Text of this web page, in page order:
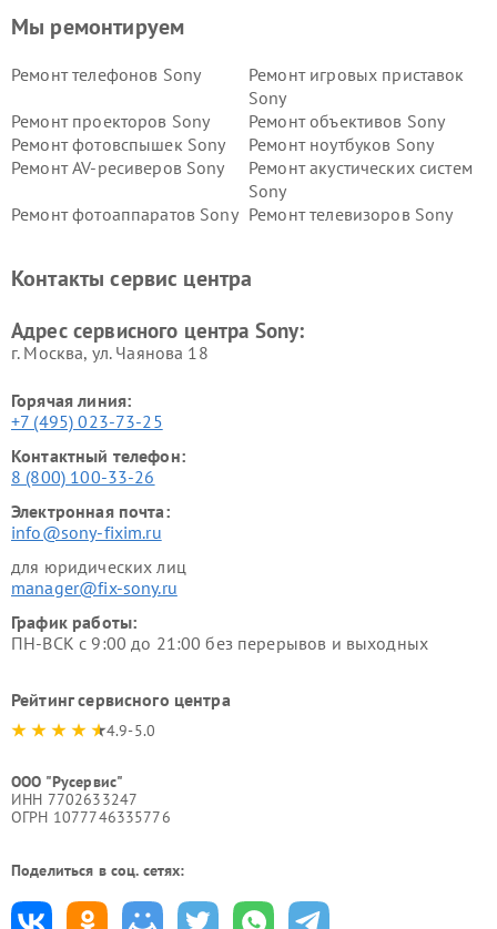
Мы ремонтируем
Ремонт телефонов Sony
Ремонт игровых приставок
Sony
Ремонт проекторов Sony
Ремонт объективов Sony
Ремонт фотовспышек Sony
Ремонт ноутбуков Sony
Ремонт AV-ресиверов Sony
Ремонт акустических систем
Sony
Ремонт фотоаппаратов Sony Ремонт телевизоров Sony
Контакты сервис центра
Адрес сервисного центра Sony:
г. Москва, ул. Чаянова 18
Горячая линия:
+7 (495) 023-73-25
Контактный телефон:
8 (800) 100-33-26
Электронная почта:
info@sony-fixim.ru
для юридических лиц
manager@fix-sony.ru
График работы:
ПН-ВСК с 9:00 до 21:00 без перерывов и выходных
Рейтинг сервисного центра
4.9-5.0
ООО "Русервис"
ИНН 7702633247
ОГРН 1077746335776
Поделиться в соц. сетях: